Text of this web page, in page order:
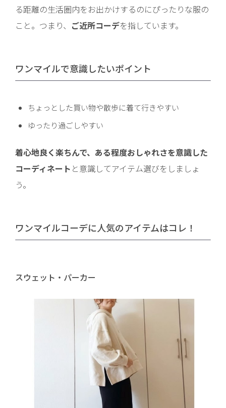
る距離の生活圏内をお出かけするのにぴったりな服の
こと。つまり、 ご近所コーデを指しています。
ワンマイルで意識したいポイント
ちょっとした買い物や散歩に着て行きやすい
ゆったり過ごしやすい
着心地良く楽ちんで、ある程度おしゃれさを意識した
コーディネート と意識してアイテム選びをしましょ
う。
ワンマイルコーデに人気のアイテムはコレ！
スウェット・パーカー